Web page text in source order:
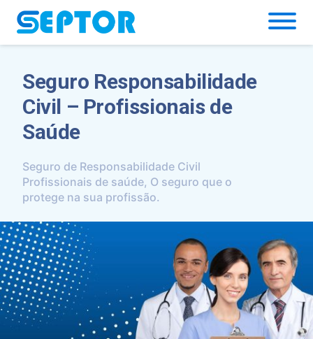
Simulador
Seguro Responsabilidade
Civil – Profissionais de
Saúde
Seguro de Responsabilidade Civil
Profissionais de saúde, O seguro que o
protege na sua profissão.